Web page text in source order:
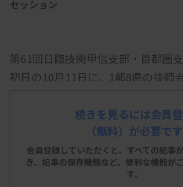
セッション
第61回日臨技関甲信支部・首都圏
初日の10月11日に、1都8県の技師
手検査技師や青年部役員を対象と
果が報告された。青年部など若手
を「知らない」と答えた人が6割強
典として「生涯教育点数」を求める
た。
続きを見るには会員
（無料）が必要です
会員登録していただくと、すべての記事
き、 記事の保存機能など、便利な機能が
す。